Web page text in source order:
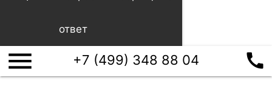
ответ
menu +7 (499) 348 88 04 call